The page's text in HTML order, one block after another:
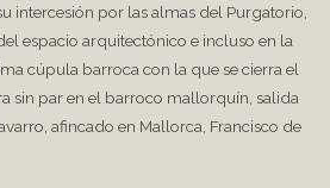
intercesión por las almas del Purgatorio,
espacio arquitectónico e incluso en la
cúpula barroca con la que se cierra el
sin par en el barroco mallorquín, salida
afincado en Mallorca, Francisco de